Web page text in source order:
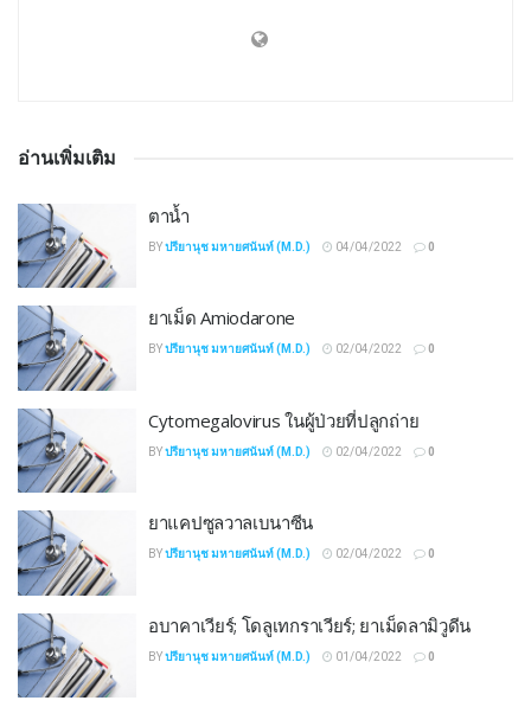
อ่านเพิ่มเติม
ตาน้ำ
BYปรียานุช มหายศนันท์ (M.D.) 04/04/2022 0
ยาเม็ด Amiodarone
BYปรียานุช มหายศนันท์ (M.D.) 02/04/2022 0
Cytomegalovirus ในผู้ป่วยที่ปลูกถ่าย
BYปรียานุช มหายศนันท์ (M.D.) 02/04/2022 0
ยาแคปซูลวาลเบนาซีน
BYปรียานุช มหายศนันท์ (M.D.) 02/04/2022 0
อบาคาเวียร์; โดลูเทกราเวียร์; ยาเม็ดลามิวูดีน
BYปรียานุช มหายศนันท์ (M.D.) 01/04/2022 0